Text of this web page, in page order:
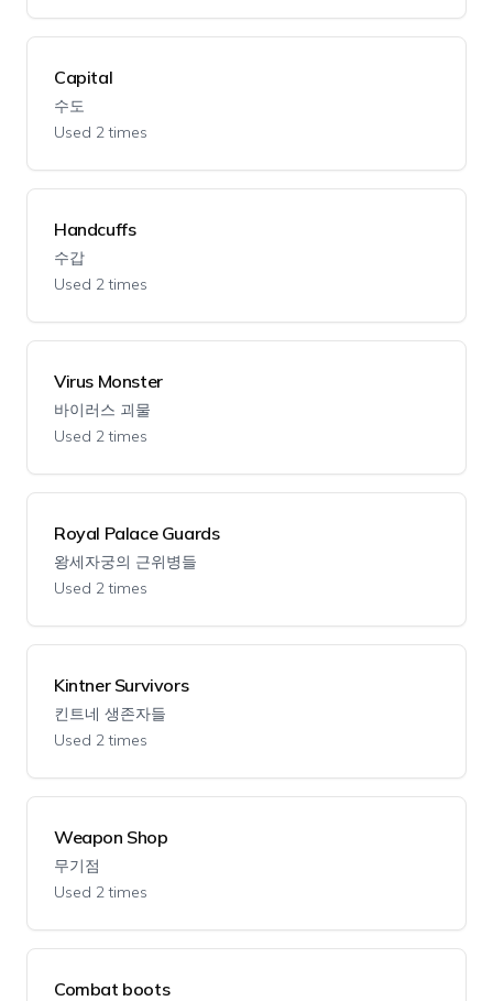
Capital
수도
Used 2 times
Handcuffs
수갑
Used 2 times
Virus Monster
바이러스 괴물
Used 2 times
Royal Palace Guards
왕세자궁의 근위병들
Used 2 times
Kintner Survivors
킨트네 생존자들
Used 2 times
Weapon Shop
무기점
Used 2 times
Combat boots